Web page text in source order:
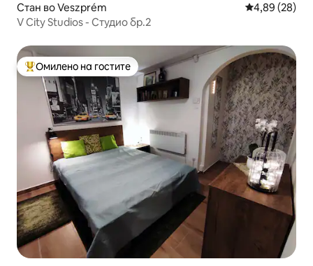
Стан во Veszprém Просечна
4,89 (28)
V City Studios - Студио бр.2
Меѓу најуспешните „Омилени на гостите“
Омилено на гостите